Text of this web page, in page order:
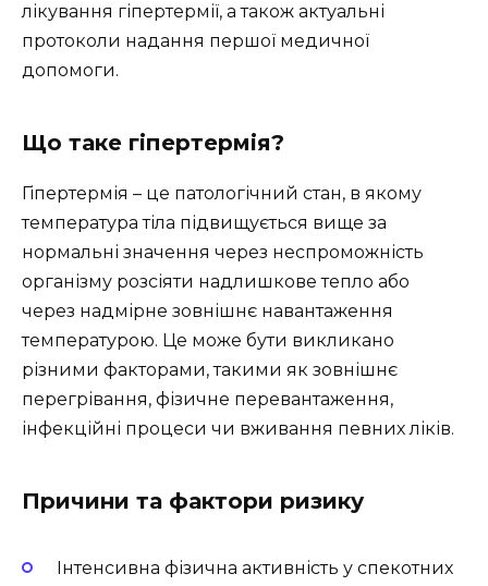
лікування гіпертермії, а також актуальні
протоколи надання першої медичної
допомоги.
Що таке гіпертермія?
Гіпертермія – це патологічний стан, в якому
температура тіла підвищується вище за
нормальні значення через неспроможність
організму розсіяти надлишкове тепло або
через надмірне зовнішнє навантаження
температурою. Це може бути викликано
різними факторами, такими як зовнішнє
перегрівання, фізичне перевантаження,
інфекційні процеси чи вживання певних ліків.
Причини та фактори ризику
Інтенсивна фізична активність у спекотних